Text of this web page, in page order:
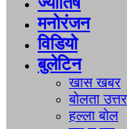
मनोरंजन
विडियो
बुलेटिन
खास खबर
बोलता
हल्ला बोल